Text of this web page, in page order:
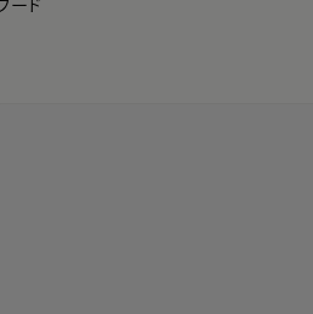
プレゼントキャンペーン開催中
ード